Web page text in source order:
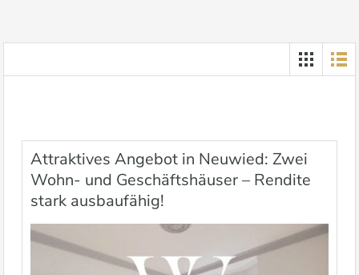
Attraktives Angebot in Neuwied: Zwei
Wohn- und Geschäftshäuser – Rendite
stark ausbaufähig!